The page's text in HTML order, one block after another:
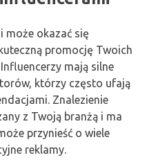
może okazać się
promocję Twoich
mają silne
którzy często ufają
Znalezienie
z Twoją branżą i ma
przynieść o wiele
reklamy.